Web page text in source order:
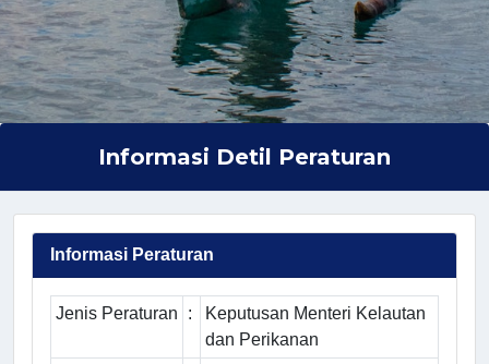
Informasi Detil Peraturan
Informasi Peraturan
Jenis Peraturan :
Keputusan Menteri Kelautan
dan Perikanan